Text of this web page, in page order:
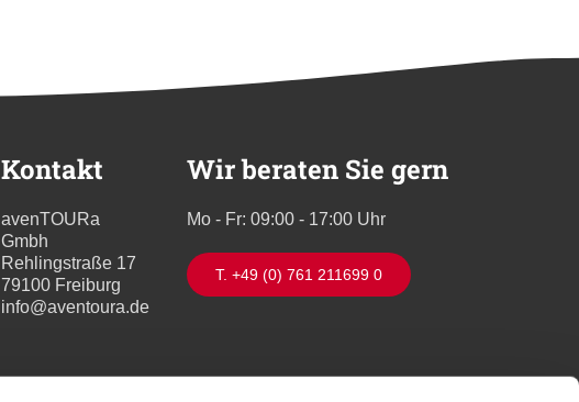
Kontakt
avenTOURa
Gmbh
Rehlingstraße 17
79100 Freiburg
info@aventoura.de
Wir beraten Sie gern
Mo - Fr: 09:00 - 17:00 Uhr
T. +49 (0) 761 211699 0